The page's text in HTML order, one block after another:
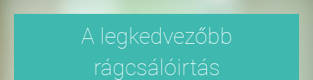
A legkedvezőbb
rágcsálóirtás